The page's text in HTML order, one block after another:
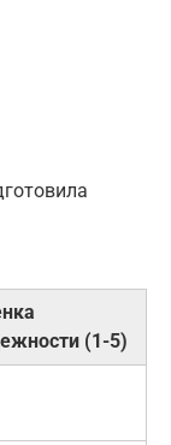
(1-5)